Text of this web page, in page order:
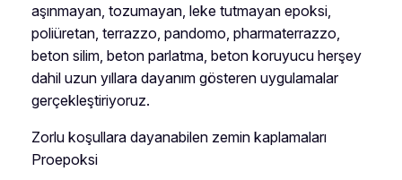
aşınmayan, tozumayan, leke tutmayan epoksi,
poliüretan, terrazzo, pandomo, pharmaterrazzo,
beton silim, beton parlatma, beton koruyucu herşey
dahil uzun yıllara dayanım gösteren uygulamalar
gerçekleştiriyoruz.
Zorlu koşullara dayanabilen zemin kaplamaları
Proepoksi